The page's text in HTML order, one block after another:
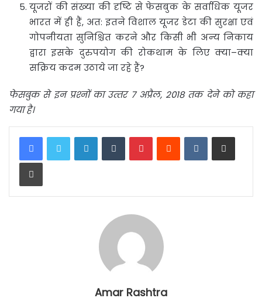
यूजरों की संख्‍या की दृष्टि से फेसबुक के सर्वाधिक यूजर
भारत में ही हैं, अत: इतने विशाल यूजर डेटा की सुरक्षा एवं
गोपनीयता सुनिश्चित करने और किसी भी अन्‍य निकाय
द्वारा इसके दुरुपयोग की रोकथाम के लिए क्‍या–क्‍या
सक्रिय कदम उठाये जा रहे हैं?
फेसबुक से इन प्रश्‍नों का उत्‍तर 7 अप्रैल, 2018 तक देने को कहा
गया है।
LinkedInTumblrPinterestReddit VKontakteShare via Email
Print
Amar Rashtra